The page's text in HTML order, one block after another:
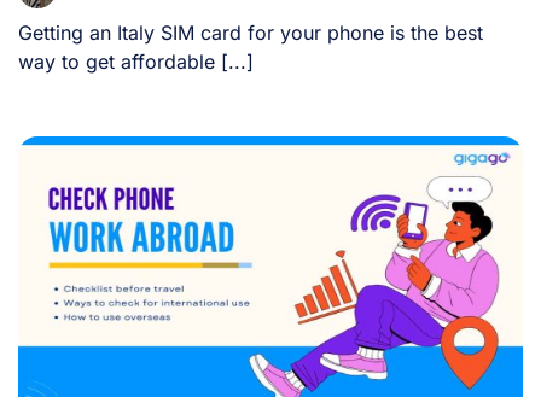
Getting an Italy SIM card for your phone is the best
way to get affordable [...]